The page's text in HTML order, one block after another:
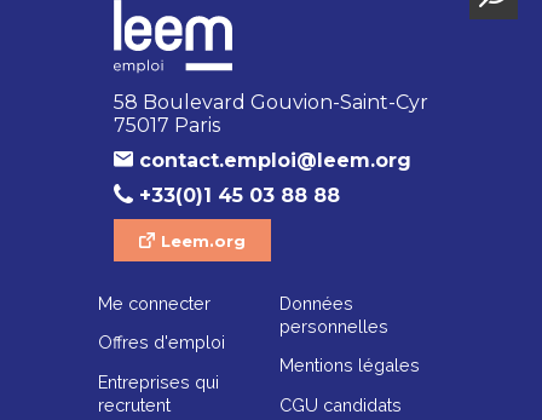
58 Boulevard Gouvion-Saint-Cyr
75017 Paris
contact.emploi@leem.org
+33(0)1 45 03 88 88
Leem.org
Me connecter
Offres d'emploi
Entreprises qui
recrutent
Données
personnelles
Mentions légales
CGU candidats